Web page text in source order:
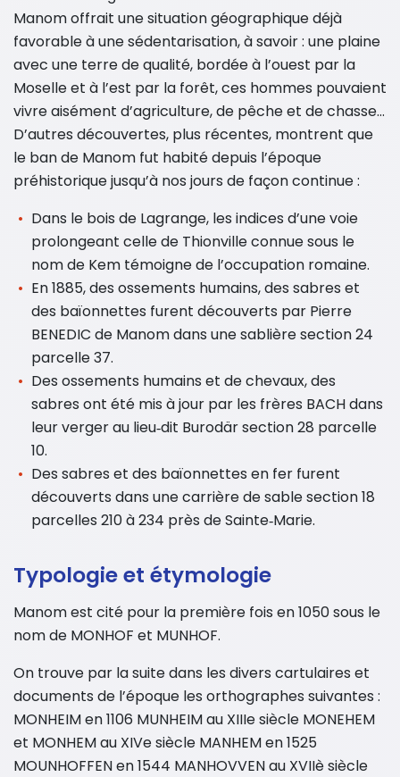
Manom offrait une situation géographique déjà
favorable à une sédentarisation, à savoir : une plaine
avec une terre de qualité, bordée à l’ouest par la
Moselle et à l’est par la forêt, ces hommes pouvaient
vivre aisément d’agriculture, de pêche et de chasse…
D’autres découvertes, plus récentes, montrent que
le ban de Manom fut habité depuis l’époque
préhistorique jusqu’à nos jours de façon continue :
Dans le bois de Lagrange, les indices d’une voie
prolongeant celle de Thionville connue sous le
nom de Kem témoigne de l’occupation romaine.
En 1885, des ossements humains, des sabres et
des baïonnettes furent découverts par Pierre
BENEDIC de Manom dans une sablière section 24
parcelle 37.
Des ossements humains et de chevaux, des
sabres ont été mis à jour par les frères BACH dans
leur verger au lieu‐dit Burodär section 28 parcelle
10.
Des sabres et des baïonnettes en fer furent
découverts dans une carrière de sable section 18
parcelles 210 à 234 près de Sainte‐Marie.
Typologie et étymologie
Manom est cité pour la première fois en 1050 sous le
nom de MONHOF et MUNHOF.
On trouve par la suite dans les divers cartulaires et
documents de l’époque les orthographes suivantes :
MONHEIM en 1106 MUNHEIM au XIIIe siècle MONEHEM
et MONHEM au XIVe siècle MANHEM en 1525
MOUNHOFFEN en 1544 MANHOVVEN au XVIIè siècle